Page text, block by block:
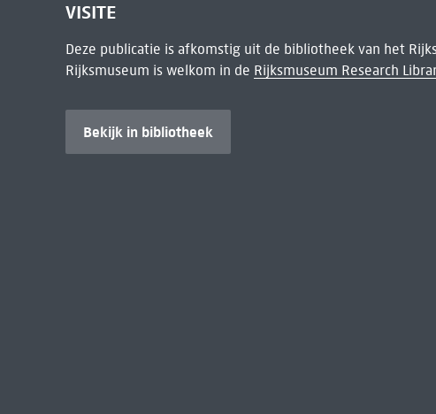
VISITE
Deze publicatie is afkomstig uit de bibliotheek van het
Rijksmuseum is welkom in de Rijksmuseum Research
Bekijk in bibliotheek